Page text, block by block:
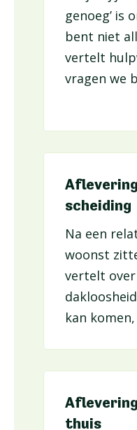
genoeg’ is
bent niet
vertelt
vragen we
scheiding
Na een
woonst
vertelt over
kan
thuis